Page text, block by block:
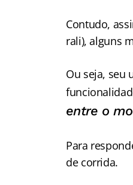
Contudo,
rali), alguns
Ou seja, seu
entre o
Para
de corrida.